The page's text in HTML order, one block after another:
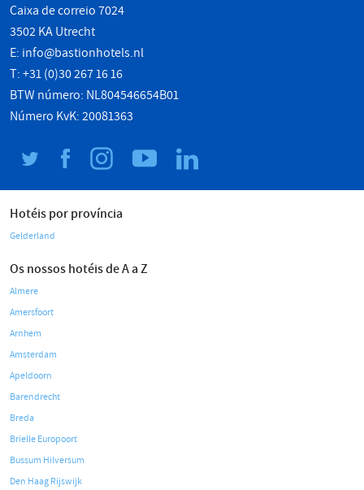
Caixa de correio 7024
3502 KA Utrecht
E: info@bastionhotels.nl
T: +31 (0)30 267 16 16
BTW número: NL804546654B01
Número KvK: 20081363
Hotéis por província
Gelderland
Os nossos hotéis de A a Z
Almere
Amersfoort
Arnhem
Amsterdam
Apeldoorn
Barendrecht
Breda
Brielle Europoort
Bussum Hilversum
Den Haag Rijswijk